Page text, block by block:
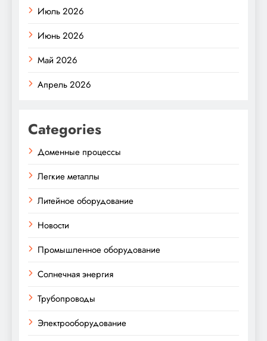
Июль 2026
Июнь 2026
Май 2026
Апрель 2026
Categories
Доменные процессы
Легкие металлы
Литейное оборудование
Новости
Промышленное оборудование
Солнечная энергия
Трубопроводы
Электрооборудование